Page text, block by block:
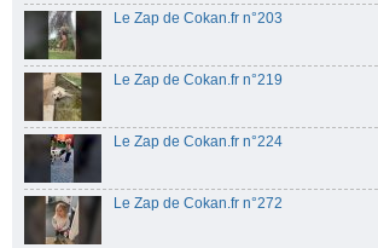
Le Zap de Cokan.fr n°203
Le Zap de Cokan.fr n°219
Le Zap de Cokan.fr n°224
Le Zap de Cokan.fr n°272